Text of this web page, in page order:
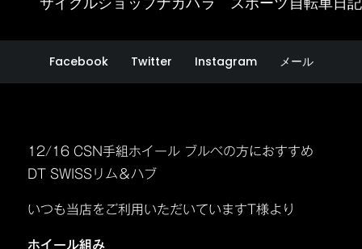
Facebook Twitter Instagram メール
12/16 CSN手組ホイール ブルべの方におすすめ
DT SWISSリム＆ハブ
いつも当店をご利用いただいていますT様より
ホイール組み